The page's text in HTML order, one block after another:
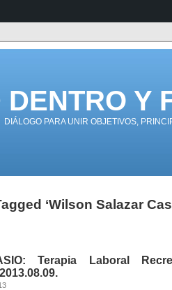
DENTRO Y
DIÁLOGO PARA UNIR OBJETIVOS,
‘Wilson Salazar
Terapia Laboral